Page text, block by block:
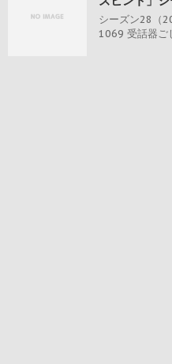
シーズン28（
1069 受話器ご